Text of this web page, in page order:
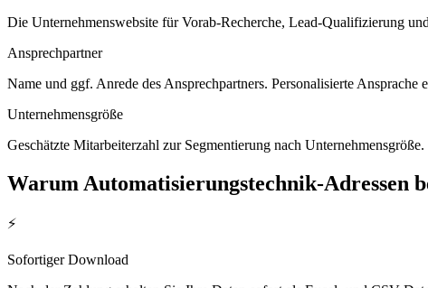
Die Unternehmenswebsite für Vorab-Recherche, Lead-Qualifizierung
Ansprechpartner
Name und ggf. Anrede des Ansprechpartners. Personalisierte
Unternehmensgröße
Geschätzte Mitarbeiterzahl zur Segmentierung nach
Warum Automatisierungstechnik-Adressen
⚡
Sofortiger Download